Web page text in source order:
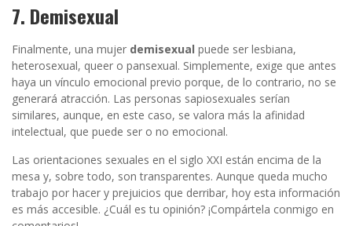
7. Demisexual
Finalmente, una mujer demisexual puede ser lesbiana,
heterosexual, queer o pansexual. Simplemente, exige que antes
haya un vínculo emocional previo porque, de lo contrario, no se
generará atracción. Las personas sapiosexuales serían
similares, aunque, en este caso, se valora más la afinidad
intelectual, que puede ser o no emocional.
Las orientaciones sexuales en el siglo XXI están encima de la
mesa y, sobre todo, son transparentes. Aunque queda mucho
trabajo por hacer y prejuicios que derribar, hoy esta información
es más accesible. ¿Cuál es tu opinión? ¡Compártela conmigo en